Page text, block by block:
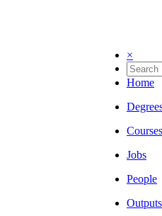
×
Home
Courses
Jobs
People
Outputs